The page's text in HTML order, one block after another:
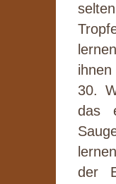
30.
das
der